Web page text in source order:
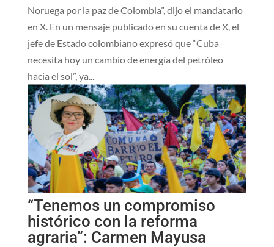
Noruega por la paz de Colombia”, dijo el mandatario
en X. En un mensaje publicado en su cuenta de X, el
jefe de Estado colombiano expresó que “Cuba
necesita hoy un cambio de energía del petróleo
hacia el sol”, ya...
“Tenemos un compromiso
histórico con la reforma
agraria”: Carmen Mayusa